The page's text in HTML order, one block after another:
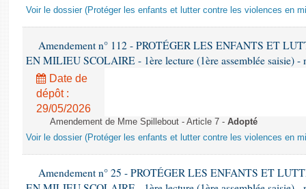
Voir le dossier (Protéger les enfants et lutter contre les violences en
Amendement n° 112 - PROTÉGER LES ENFANTS ET
EN MILIEU SCOLAIRE - 1ère lecture (1ère assemblée saisie) -
Date de
dépôt :
29/05/2026
Amendement de Mme Spillebout - Article 7 - Adopté
Voir le dossier (Protéger les enfants et lutter contre les violences en
Amendement n° 25 - PROTÉGER LES ENFANTS ET